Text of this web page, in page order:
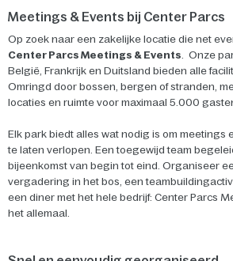
Meetings & Events bij Center Parcs
Op zoek naar een zakelijke locatie die net
Center Parcs Meetings & Events. Onze
België, Frankrijk en Duitsland bieden alle
Omringd door bossen, bergen of stranden,
locaties en ruimte voor maximaal 5.000
Elk park biedt alles wat nodig is om meetings
te laten verlopen. Een toegewijd team
bijeenkomst van begin tot eind. Organiseer
vergadering in het bos, een
een diner met het hele bedrijf: Center Parcs
het allemaal.